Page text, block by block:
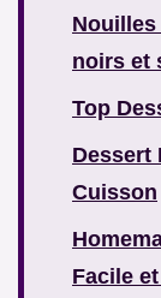
noirs et
Top
Dessert
Cuisson
Facile